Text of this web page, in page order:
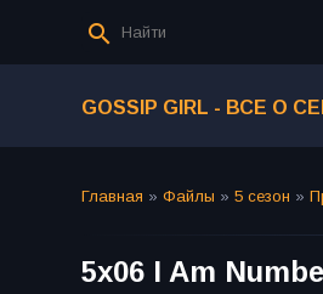
GOSSIP GIRL - ВСЕ О
Главная » Файлы » 5 сезон »
5х06 I Am